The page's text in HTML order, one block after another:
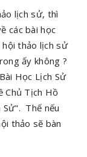
lịch sử, thì
các bài học
thảo lịch sử
ấy không ?
Học Lịch Sử
Chủ Tịch Hồ
Sử". Thế nếu
thảo sẽ bàn